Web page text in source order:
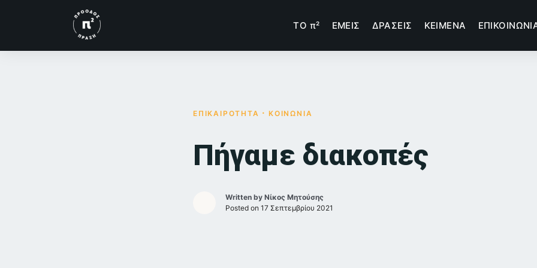
TΟ π² ΕΜΕΙΣ ΔΡΑΣΕΙΣ ΚΕΙΜΕΝΑ
ΕΠΙΚΑΙΡΟΤΗΤΑ ΚΟΙΝΩΝΙΑ
Πήγαμε διακοπές
Written by Νίκος Μητούσης
Posted on 17 Σεπτεμβρίου 2021